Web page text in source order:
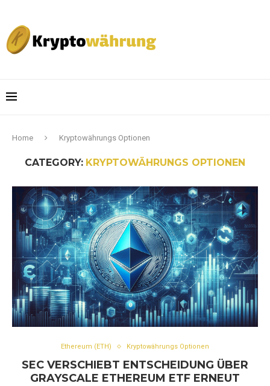
Home Kryptowährungs Optionen
CATEGORY: KRYPTOWÄHRUNGS OPTIONEN
Ethereum (ETH) Kryptowährungs Optionen
SEC VERSCHIEBT ENTSCHEIDUNG ÜBER
GRAYSCALE ETHEREUM ETF ERNEUT